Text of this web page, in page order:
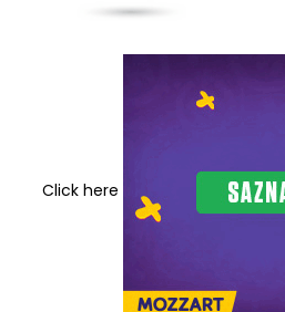
Click here